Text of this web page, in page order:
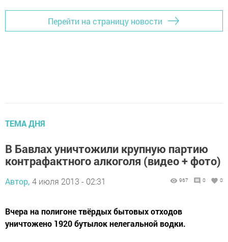
Перейти на страницу новости
ТЕМА ДНЯ
В Бавлах уничтожили крупную партию
контрафактного алкоголя (видео + фото)
Автор, 4 июля 2013 - 02:31 967 0 0
Вчера на полигоне твёрдых бытовых отходов
уничтожено 1920 бутылок нелегальной водки.